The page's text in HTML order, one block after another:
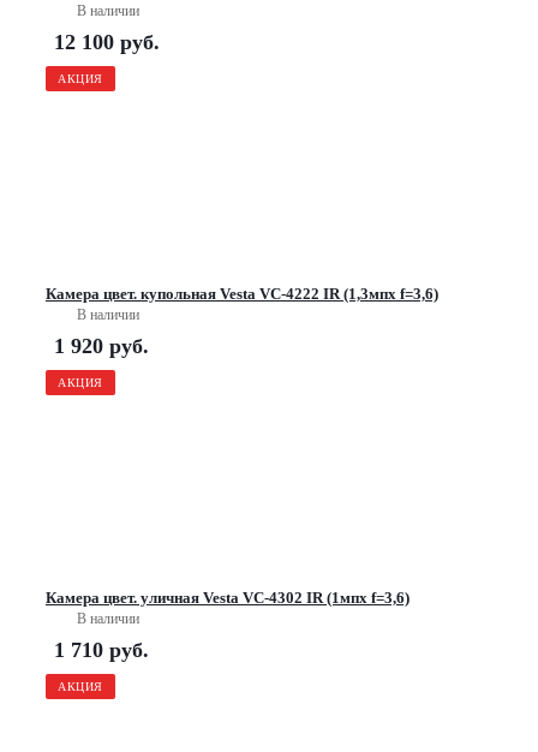
В наличии
12 100 руб.
АКЦИЯ
Камера цвет. купольная Vesta VC-4222 IR (1,3мпх f=3,6)
В наличии
1 920 руб.
АКЦИЯ
Камера цвет. уличная Vesta VC-4302 IR (1мпх f=3,6)
В наличии
1 710 руб.
АКЦИЯ